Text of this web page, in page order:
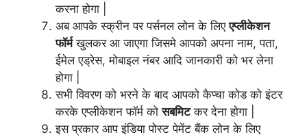
करना होगा |
अब आपके स्क्रीन पर पर्सनल लोन के लिएएप्लीकेशन
फॉर्मखुलकर आ जाएगा जिसमे आपको अपना नाम, पता,
ईमेल एड्रेस, मोबाइल नंबर आदि जानकारी को भर लेना
होगा |
सभी विवरण को भरने के बाद आपको कैप्चा कोड को इंटर
करके एप्लीकेशन फॉर्म कोसबमिटकर देना होगा |
इस प्रकार आप इंडिया पोस्ट पेमेंट बैंक लोन के लिए